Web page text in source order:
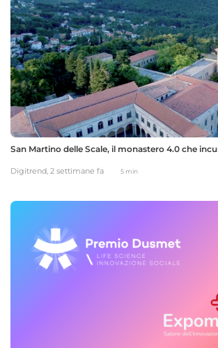
San Martino delle Scale, il monastero 4.0 che
Digitrend, 2 settimane fa 5 min